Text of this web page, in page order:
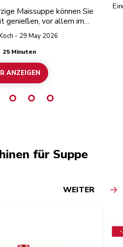
Maissuppe können Sie
genießen, vor allem im
es frischen Mais gibt!
- 29 May 2026
25 Minuten
ANZEIGEN
für Suppe
WEITER
-